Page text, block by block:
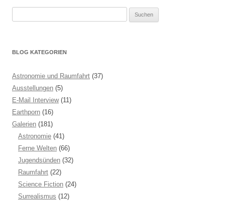
BLOG KATEGORIEN
Astronomie und Raumfahrt (37)
Ausstellungen (5)
E-Mail Interview(11)
Earthporn (16)
Galerien (181)
Astronomie (41)
Ferne Welten (66)
Jugendsünden (32)
Raumfahrt (22)
Science Fiction (24)
Surrealismus (12)